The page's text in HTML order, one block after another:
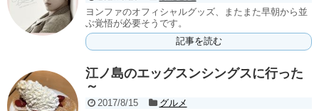
ヨンファのオフィシャルグッズ、またまた早朝から並
ぶ覚悟が必要そうです。
記事を読む
江ノ島のエッグスンシングスに行った
～
2017/8/15
グルメ